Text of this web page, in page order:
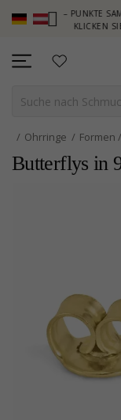
– PUNKTE SAMMELN,
KLICKEN SIE HIER
Ohrringe Formen
Butterflys in